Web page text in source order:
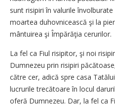
sunt risipiri în valurile
moartea duhovnicească şi la
mântuirea şi Împărăţia cerurilor.
La fel ca Fiul risipitor, şi noi
Dumnezeu prin risipiri
către cer, adică spre casa
lucrurile trecătoare în locul
oferă Dumnezeu. Dar, la fel ca